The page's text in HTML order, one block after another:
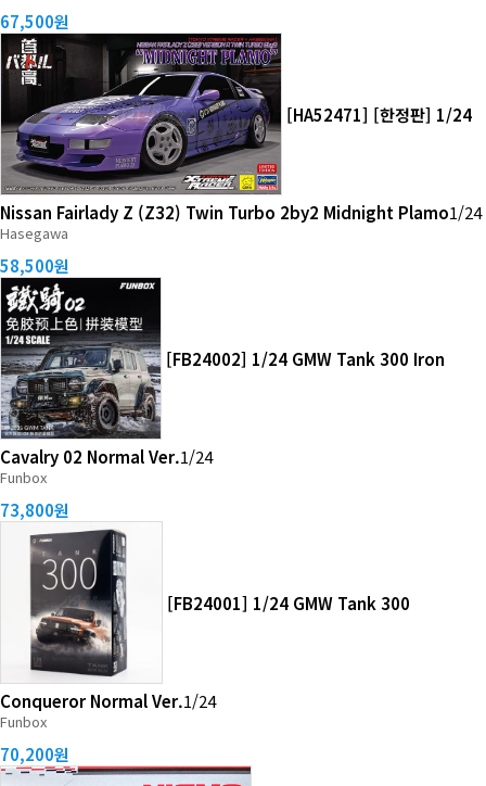
67,500원
[HA52471] [한정판] 1/24
Nissan Fairlady Z (Z32) Twin Turbo 2by2 Midnight Plamo1/24
Hasegawa
58,500원
[FB24002] 1/24 GMW Tank 300 Iron
Cavalry 02 Normal Ver.1/24
Funbox
73,800원
[FB24001] 1/24 GMW Tank 300
Conqueror Normal Ver.1/24
Funbox
70,200원